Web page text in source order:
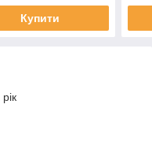
Купити